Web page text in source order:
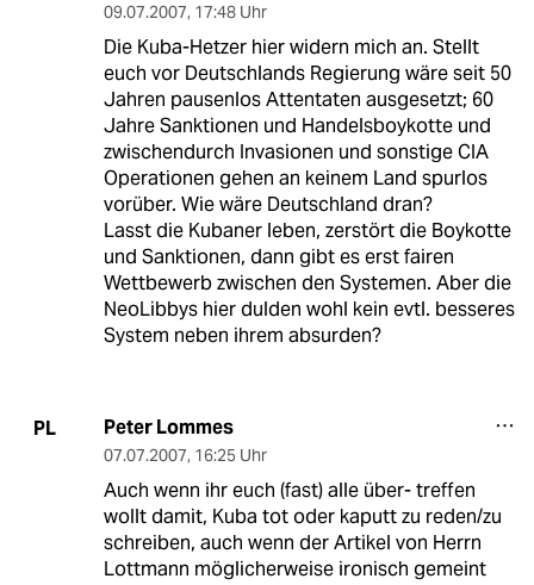
09.07.2007, 17:48 Uhr
Die Kuba-Hetzer hier widern mich an. Stellt
euch vor Deutschlands Regierung wäre seit 50
Jahren pausenlos Attentaten ausgesetzt; 60
Jahre Sanktionen und Handelsboykotte und
zwischendurch Invasionen und sonstige CIA
Operationen gehen an keinem Land spurlos
vorüber. Wie wäre Deutschland dran?
Lasst die Kubaner leben, zerstört die Boykotte
und Sanktionen, dann gibt es erst fairen
Wettbewerb zwischen den Systemen. Aber die
NeoLibbys hier dulden wohl kein evtl. besseres
System neben ihrem absurden?
PL Peter Lommes
07.07.2007, 16:25 Uhr
Auch wenn ihr euch (fast) alle über- treffen
wollt damit, Kuba tot oder kaputt zu reden/zu
schreiben, auch wenn der Artikel von Herrn
Lottmann möglicherweise ironisch gemeint